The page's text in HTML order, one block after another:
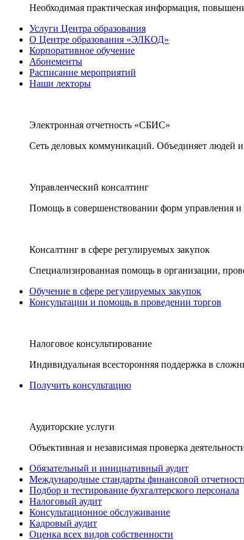
Необходимая практическая информация,
Услуги Центра образования
О Центре образования «ЭЛКОД»
Корпоративное обучение
Абонементы
Расписание мероприятий
Наши лекторы
Электронная отчетность «СБИС»
Сеть деловых коммуникаций. Объединяет людей
Управленческий консалтинг
Помощь в совершенствовании форм управления и
Консалтинг в сфере регулируемых закупок
Специализированная помощь в организации,
Обучение в сфере регулируемых закупок
Консультации и помощь в проведении торгов
Налоговое консультирование
Индивидуальная всесторонняя поддержка в
Получить консультацию
Аудиторские услуги
Объективная и независимая проверка
Обязательный и инициативный аудит
Международные стандарты финансовой
Подбор и тестирование бухгалтерского персонала
Налоговый аудит
Консультационное обслуживание
Кадровый аудит
Оценка всех видов собственности